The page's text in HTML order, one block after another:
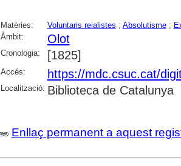
Matèries: Voluntaris reialistes ; Absolutisme;
Àmbit:
Olot
Cronologia: [1825]
Accés: https://mdc.csuc.cat/
Localització: Biblioteca de Catalunya
Enllaç permanent a aquest